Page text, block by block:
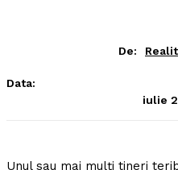
De:
Data:
iulie
Unul sau mai mulţi tineri